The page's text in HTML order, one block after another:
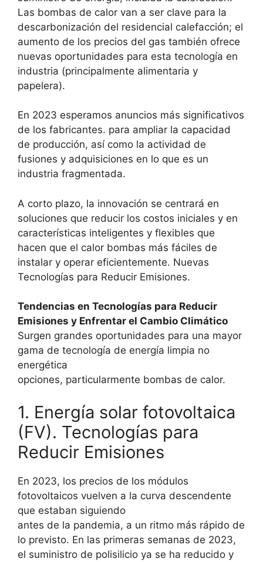
Las bombas de calor van a ser clave para la
descarbonización del residencial calefacción; el
aumento de los precios del gas también ofrece
nuevas oportunidades para esta tecnología en
industria (principalmente alimentaria y
papelera).
En 2023 esperamos anuncios más significativos
de los fabricantes. para ampliar la capacidad
de producción, así como la actividad de
fusiones y adquisiciones en lo que es un
industria fragmentada.
A corto plazo, la innovación se centrará en
soluciones que reducir los costos iniciales y en
características inteligentes y flexibles que
hacen que el calor bombas más fáciles de
instalar y operar eficientemente. Nuevas
Tecnologías para Reducir Emisiones.
Tendencias en Tecnologías para Reducir
Emisiones y Enfrentar el Cambio Climático
Surgen grandes oportunidades para una mayor
gama de tecnología de energía limpia no
energética
opciones, particularmente bombas de calor.
1. Energía solar fotovoltaica
(FV). Tecnologías para
Reducir Emisiones
En 2023, los precios de los módulos
fotovoltaicos vuelven a la curva descendente
que estaban siguiendo
antes de la pandemia, a un ritmo más rápido de
lo previsto. En las primeras semanas de 2023,
el suministro de polisilicio ya se ha reducido y